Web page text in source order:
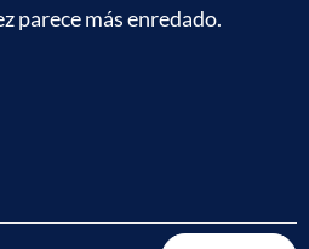
parece más enredado.